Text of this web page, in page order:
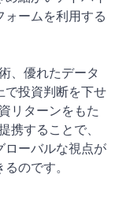
ームを利用する
、優れたデータ
で投資判断を下せ
リターンをもた
携することで、
ローバルな視点が
のです。